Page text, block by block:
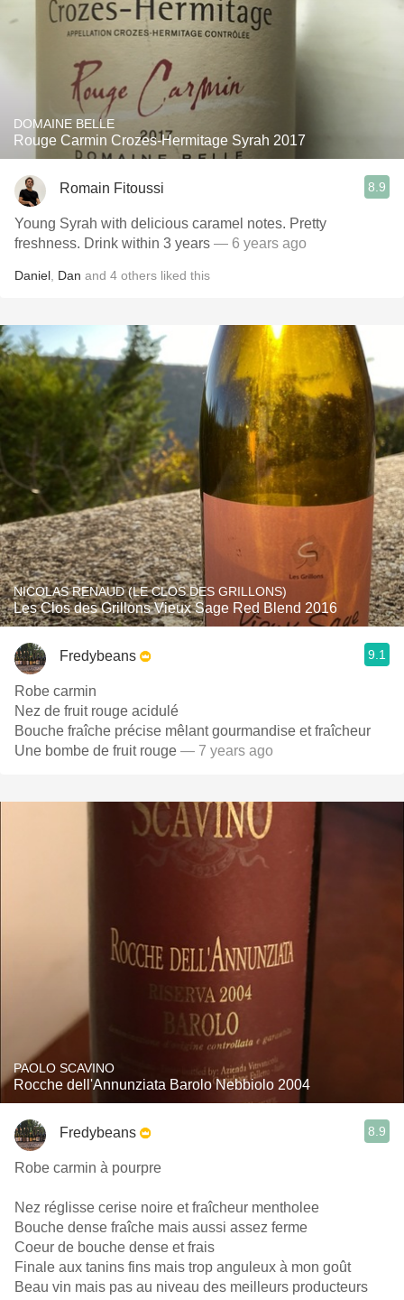
DOMAINE BELLE
Rouge Carmin Crozes-Hermitage Syrah 2017
Romain Fitoussi 8.9
Young Syrah with delicious caramel notes. Pretty
freshness. Drink within 3 years — 6 years ago
Daniel Dan and 4 others liked this
NICOLAS RENAUD (LE CLOS DES GRILLONS)
Les Clos des Grillons Vieux Sage Red Blend 2016
Fredybeans 9.1
Robe carmin
Nez de fruit rouge acidulé
Bouche fraîche précise mêlant gourmandise et fraîcheur
Une bombe de fruit rouge — 7 years ago
PAOLO SCAVINO
Rocche dell'Annunziata Barolo Nebbiolo 2004
Fredybeans 8.9
Robe carmin à pourpre
Nez réglisse cerise noire et fraîcheur mentholee
Bouche dense fraîche mais aussi assez ferme
Coeur de bouche dense et frais
Finale aux tanins fins mais trop anguleux à mon goût
Beau vin mais pas au niveau des meilleurs producteurs